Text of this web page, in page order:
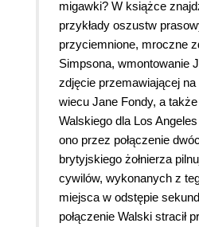
migawki? W książce
przykłady oszustw
przyciemnione, mroczne
Simpsona, wmontowanie
zdjęcie przemawiającej
wiecu Jane Fondy, a
Walskiego dla Los
ono przez połączenie
brytyjskiego żołnierza
cywilów, wykonanych z
miejsca w odstępie
połączenie Walski stracił